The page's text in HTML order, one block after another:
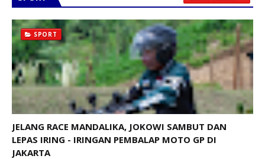
SPORT
JELANG RACE MANDALIKA, JOKOWI SAMBUT DAN
LEPAS IRING - IRINGAN PEMBALAP MOTO GP DI
JAKARTA